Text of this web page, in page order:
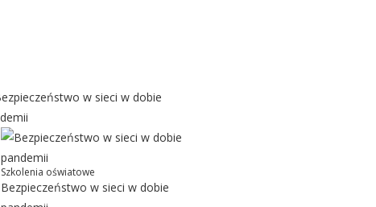
Szkolenia oświatowe
Bezpieczeństwo w sieci w dobie